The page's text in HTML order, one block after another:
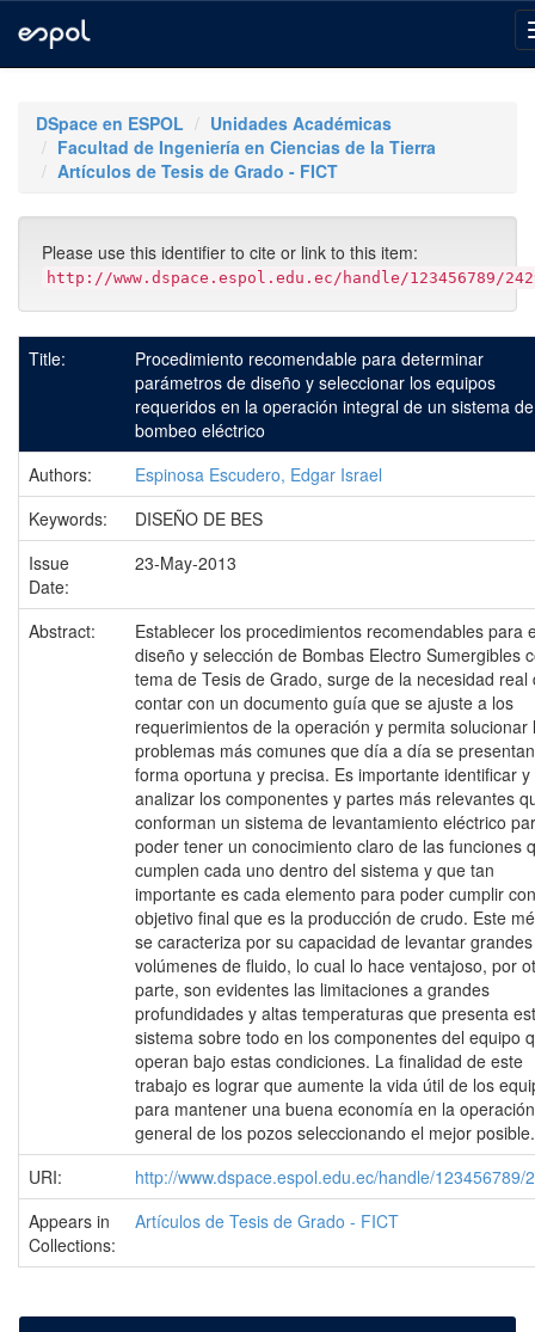
navigationDSpace en ESPOL
Unidades Académicas
Facultad de Ingeniería en Ciencias de la Tierra
Artículos de Tesis de Grado - FICT
Please use this identifier to cite or link to this item:
http://www.dspace.espol.edu.ec/handle/123456789/
Title:
Procedimiento recomendable para determinar
parámetros de diseño y seleccionar los equipos
requeridos en la operación integral de un sistema de
bombeo eléctrico
Authors:
Espinosa Escudero, Edgar Israel
Keywords:
DISEÑO DE BES
Issue
Date:
23-May-2013
Abstract:
Establecer los procedimientos recomendables para
diseño y selección de Bombas Electro Sumergibles
tema de Tesis de Grado, surge de la necesidad real
contar con un documento guía que se ajuste a los
requerimientos de la operación y permita solucionar
problemas más comunes que día a día se
forma oportuna y precisa. Es importante identificar y
analizar los componentes y partes más relevantes
conforman un sistema de levantamiento eléctrico
poder tener un conocimiento claro de las funciones
cumplen cada uno dentro del sistema y que tan
importante es cada elemento para poder cumplir
objetivo final que es la producción de crudo. Este
se caracteriza por su capacidad de levantar grandes
volúmenes de fluido, lo cual lo hace ventajoso, por
parte, son evidentes las limitaciones a grandes
profundidades y altas temperaturas que presenta
sistema sobre todo en los componentes del equipo
operan bajo estas condiciones. La finalidad de este
trabajo es lograr que aumente la vida útil de los
para mantener una buena economía en la operación
general de los pozos seleccionando el mejor posible.
URI:
http://www.dspace.espol.edu.ec/handle/123456789/
Appears in
Collections:
Artículos de Tesis de Grado - FICT